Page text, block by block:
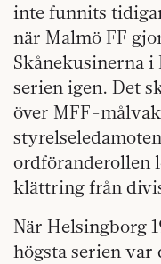
inte funnits
när Malmö FF
Skånekusinerna i
serien igen. Det
över MFF-
ordföranderollen
klättring från
När Helsingborg
högsta serien